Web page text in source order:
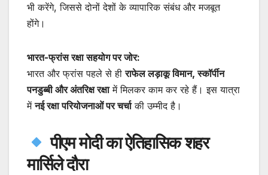
भी करेंगे, जिससे दोनों देशों के व्यापारिक संबंध और मजबूत
होंगे।
भारत-फ्रांस रक्षा सहयोग पर जोर:
भारत और फ्रांस पहले से हीराफेल लड़ाकू विमान, स्कॉर्पीन
पनडुब्बी और अंतरिक्ष रक्षामें मिलकर काम कर रहे हैं। इस यात्रा
मेंनई रक्षा परियोजनाओं पर चर्चाकी उम्मीद है।
पीएम मोदी का ऐतिहासिक शहर
मार्सिले दौरा